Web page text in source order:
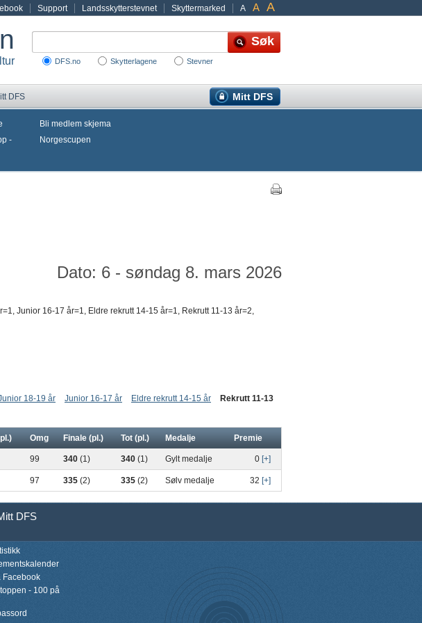
A A A
Support Landsskytterstevnet Skyttermarked
DFS.no Skytterlagene Stevner
Mitt DFS
DFS
-
Bli medlem skjema
Norgescupen
Dato: 6 - søndag 8. mars 2026
Junior 16-17 år=1, Eldre rekrutt 14-15 år=1, Rekrutt 11-13 år=2,
18-19 år Junior 16-17 år Eldre rekrutt 14-15 år
Rekrutt 11-13
Omg Finale (pl.) Tot (pl.) Medalje Premie
99 340 (1) 340 (1) Gylt medalje 0 [+]
97 335 (2) 335 (2) Sølv medalje 32 [+]
DFS
Facebook
- 100 på